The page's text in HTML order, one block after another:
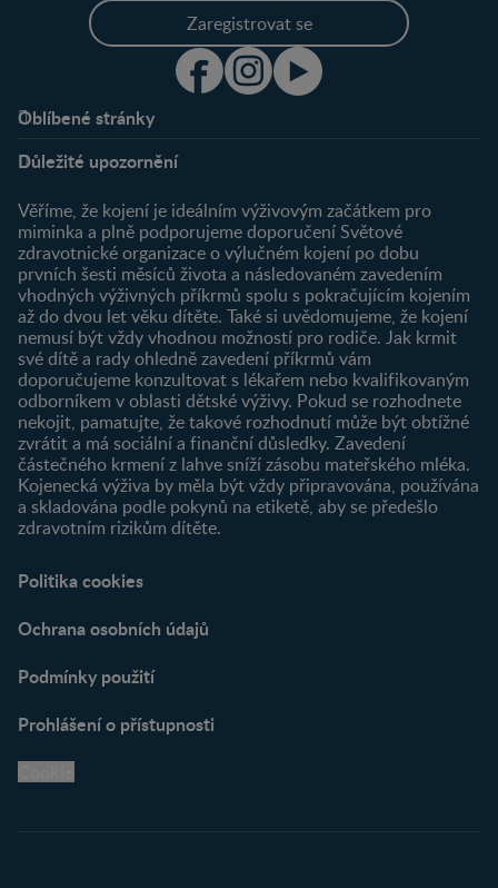
Zaregistrovat se
Oblíbené stránky
O nás
Můj účet
Registrace
Newsletter
Přihlášení
Produkty
Najít produkt
Důležité upozornění
Věříme, že kojení je ideálním výživovým začátkem pro
miminka a plně podporujeme doporučení Světové
zdravotnické organizace o výlučném kojení po dobu
prvních šesti měsíců života a následovaném zavedením
vhodných výživných příkrmů spolu s pokračujícím kojením
až do dvou let věku dítěte. Také si uvědomujeme, že kojení
nemusí být vždy vhodnou možností pro rodiče. Jak krmit
své dítě a rady ohledně zavedení příkrmů vám
doporučujeme konzultovat s lékařem nebo kvalifikovaným
odborníkem v oblasti dětské výživy. Pokud se rozhodnete
nekojit, pamatujte, že takové rozhodnutí může být obtížné
zvrátit a má sociální a finanční důsledky. Zavedení
částečného krmení z lahve sníží zásobu mateřského mléka.
Kojenecká výživa by měla být vždy připravována, používána
a skladována podle pokynů na etiketě, aby se předešlo
zdravotním rizikům dítěte.
Politika cookies
Ochrana osobních údajů
Podmínky použití
Prohlášení o přístupnosti